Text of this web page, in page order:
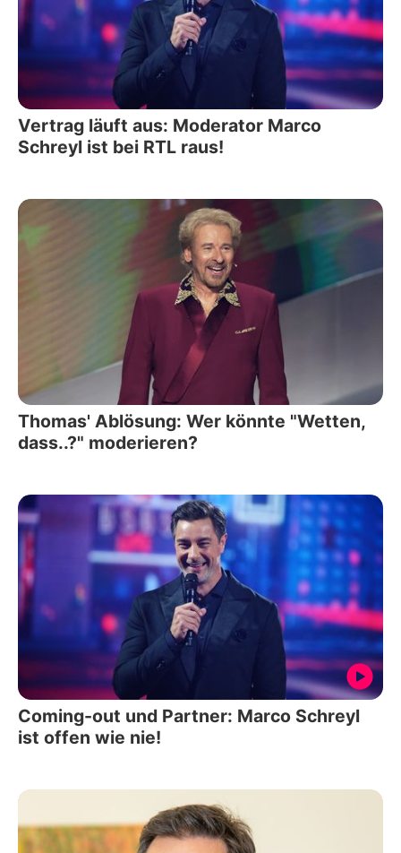
Vertrag läuft aus: Moderator Marco
Schreyl ist bei RTL raus!
Thomas' Ablösung: Wer könnte "Wetten,
dass..?" moderieren?
Coming-out und Partner: Marco Schreyl
ist offen wie nie!